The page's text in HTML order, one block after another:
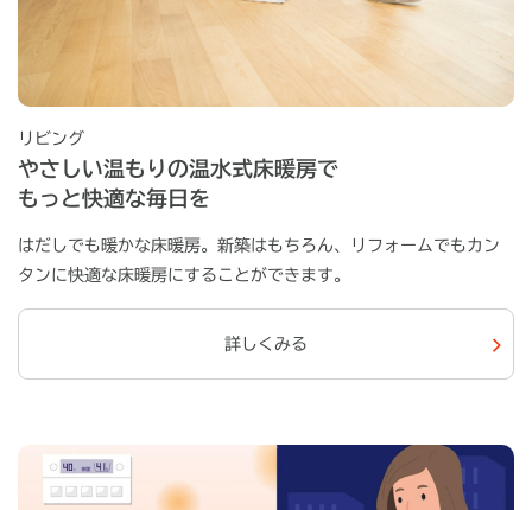
リビング
やさしい温もりの温水式床暖房で
もっと快適な毎日を
はだしでも暖かな床暖房。新築はもちろん、リフォームでもカン
タンに快適な床暖房にすることができます。
詳しくみる